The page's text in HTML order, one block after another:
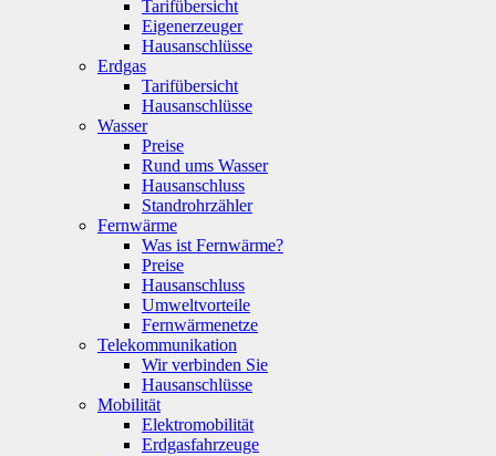
Tarifübersicht
Eigenerzeuger
Hausanschlüsse
Erdgas
Tarifübersicht
Hausanschlüsse
Wasser
Preise
Rund ums Wasser
Hausanschluss
Standrohrzähler
Fernwärme
Was ist Fernwärme?
Preise
Hausanschluss
Umweltvorteile
Fernwärmenetze
Telekommunikation
Wir verbinden Sie
Hausanschlüsse
Mobilität
Elektromobilität
Erdgasfahrzeuge